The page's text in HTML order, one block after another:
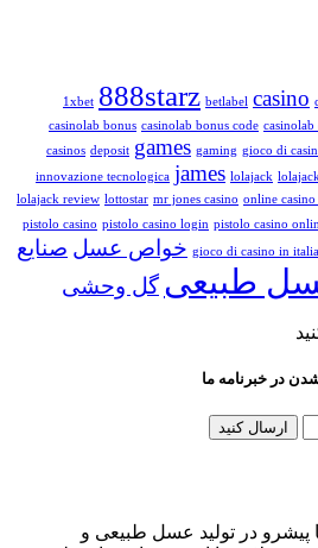
1xbet 888starz betlabel casino
casinolab bonus casinolab bonus code casinolab
casinos deposit games gaming gioco di
innovazione tecnologica james lolajack
lolajack review lottostar mr jones casino online casino
pistolo casino pistolo casino login pistolo casino
gioco di casino in italia خواص عسل صنایع
طبیعی گل وحشی
در خبرنامه ما
ما پیشرو در تولید عسل طبیعی و